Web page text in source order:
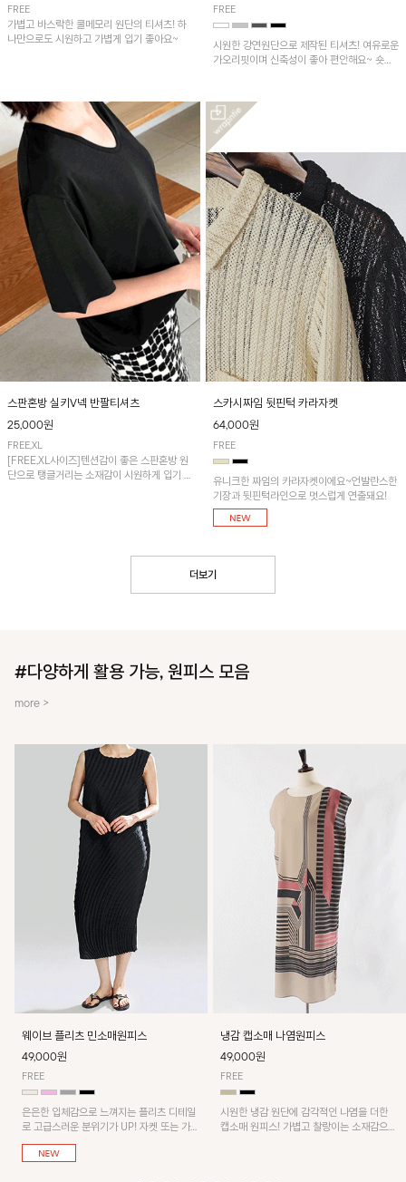
FREE
가볍고 바스락한 쿨메모리 원단의 티셔츠! 하
나만으로도 시원하고 가볍게 입기 좋아요~
FREE
시원한 강연원단으로 제작된 티셔츠! 여유로운
가오리핏이며 신축성이 좋아 편안해요~ 숏기
스판혼방 실키V넥 반팔티셔츠
25,000원
FREE,XL
[FREE,XL사이즈]텐션감이 좋은 스판혼방 원
단으로 탱글거리는 소재감이 시원하게 입기 좋
스카시짜임 뒷핀턱 카라자켓
64,000원
FREE
유니크한 짜임의 카라자켓이에요~언발란스한
기장과 뒷핀턱라인으로 멋스럽게 연출돼요!
더보기
#다양하게 활용 가능, 원피스 모음
more >
웨이브 플리츠 민소매원피스
49,000원
FREE
은은한 입체감으로 느껴지는 플리츠 디테일
로 고급스러운 분위기가 UP! 자켓 또는 가디
건과 같이 매치해도 잘 어울린답니다!
냉감 캡소매 나염원피스
49,000원
FREE
시원한 냉감 원단에 감각적인 나염을 더한
캡소매 원피스! 가볍고 찰랑이는 소재감으로